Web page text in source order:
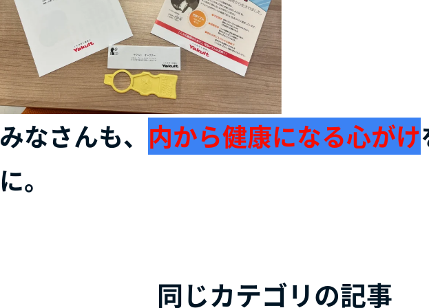
みなさんも、 内から健康になる心がけ
に。
同じカテゴリの記事